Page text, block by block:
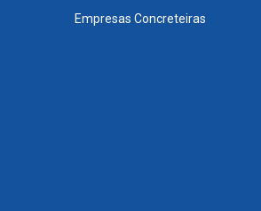
Empresas Concreteiras